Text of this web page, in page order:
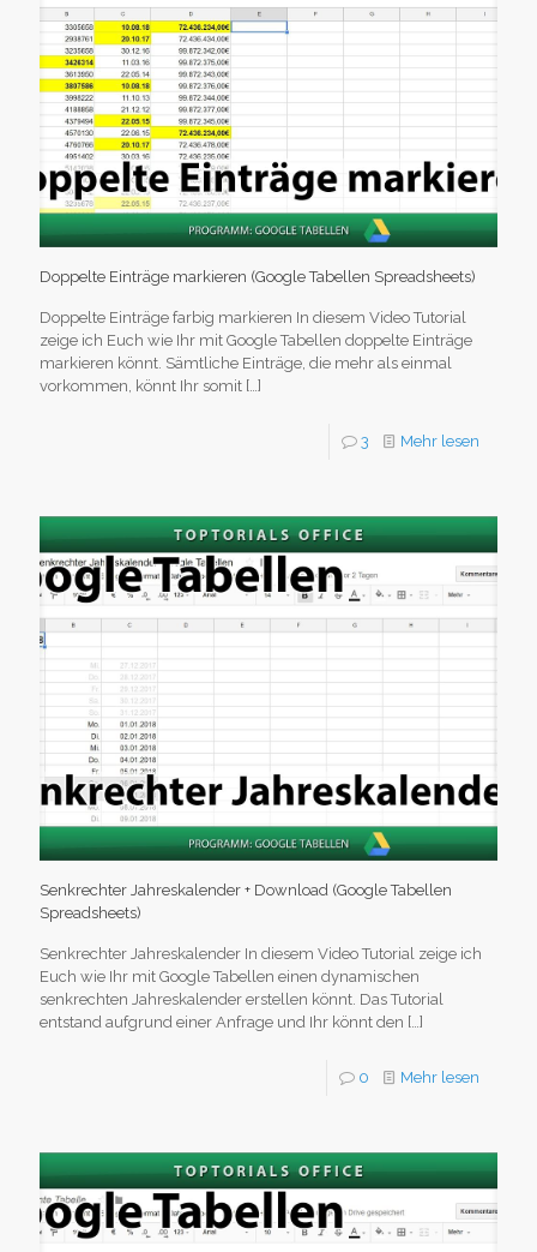
Doppelte Einträge markieren (Google Tabellen Spreadsheets)
Doppelte Einträge farbig markieren In diesem Video Tutorial
zeige ich Euch wie Ihr mit Google Tabellen doppelte Einträge
markieren könnt. Sämtliche Einträge, die mehr als einmal
vorkommen, könnt Ihr somit […]
3 Mehr lesen
Senkrechter Jahreskalender + Download (Google Tabellen
Spreadsheets)
Senkrechter Jahreskalender In diesem Video Tutorial zeige ich
Euch wie Ihr mit Google Tabellen einen dynamischen
senkrechten Jahreskalender erstellen könnt. Das Tutorial
entstand aufgrund einer Anfrage und Ihr könnt den […]
0 Mehr lesen